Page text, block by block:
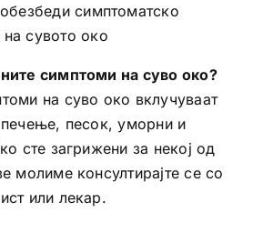
симптоматско
сувото око
симптоми на суво око?
на суво око вклучуваат
песок, уморни и
сте загрижени за некој од
молиме консултирајте се со
или лекар.